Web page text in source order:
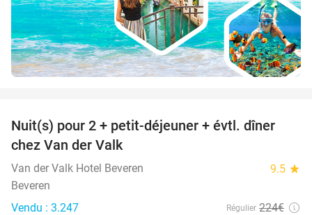
51%
Nuit(s) pour 2 + petit-déjeuner + évtl. dîner
chez Van der Valk
Van der Valk Hotel Beveren 9.5 star
Beveren
Vendu : 3.247
Régulier 224€